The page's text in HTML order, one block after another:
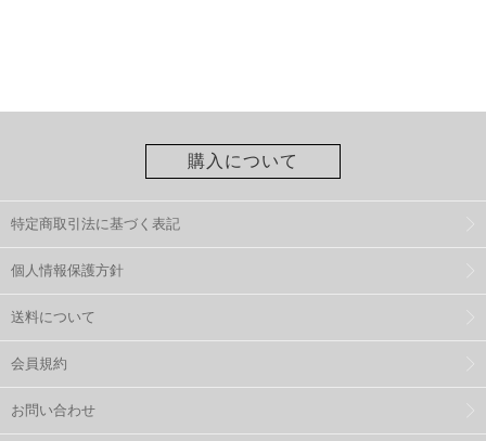
購入について
特定商取引法に基づく表記
個人情報保護方針
送料について
会員規約
お問い合わせ